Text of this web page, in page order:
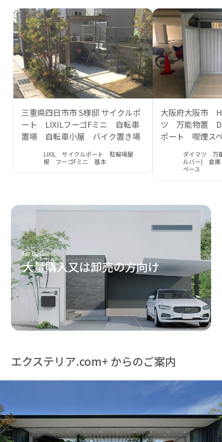
三重県四日市市 S様邸 サイクルポ
ート LIXILフーゴFミニ 自転車
置場 自転車小屋 バイク置き場
LIXIL サイクルポート 駐輪場屋
根 フーゴFミニ 基本
大阪府大阪市
ツ 万能物置
ポート 喫煙ス
ダイマツ 万
ルバー) 倉
ペース
for business
大量購入又は卸売の方向け
エクステリア.com+ からのご案内